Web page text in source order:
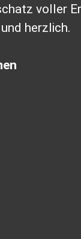
voller
herzlich.